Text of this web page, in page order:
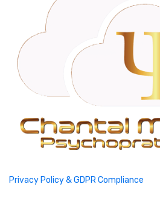
Privacy Policy & GDPR Compliance